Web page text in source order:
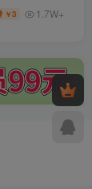
￥3 1.7W+